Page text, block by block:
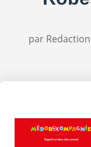
par